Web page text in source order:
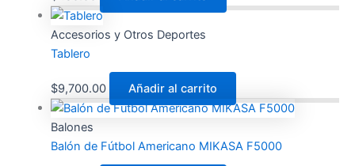
Accesorios y Otros Deportes
Tablero
$9,700.00 Añadir al carrito
Balones
Balón de Fútbol Americano MIKASA F5000